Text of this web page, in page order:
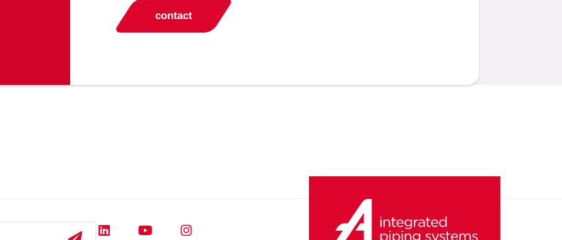
contact